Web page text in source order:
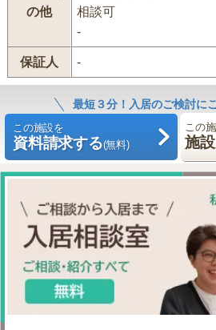
の他
相談可
-
保証人 -
最短３分！入居のご検討に
この施設を
資料請求する(無料)
この
施